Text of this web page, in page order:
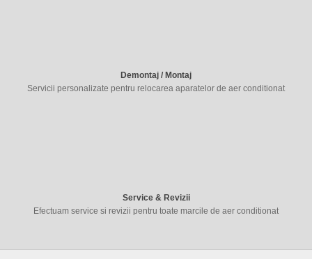
Demontaj / Montaj
Servicii personalizate pentru relocarea aparatelor de aer conditionat
Service & Revizii
Efectuam service si revizii pentru toate marcile de aer conditionat